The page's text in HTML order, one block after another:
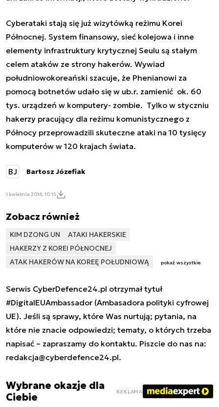
Cyberataki stają się już wizytówką reżimu Korei
Północnej. System finansowy, sieć kolejowa i inne
elementy infrastruktury krytycznej Seulu są stałym
celem ataków ze strony hakerów. Wywiad
południowokoreański szacuje, że Phenianowi za
pomocą botnetów udało się w ub.r. zamienić ok. 60
tys. urządzeń w komputery- zombie. Tylko w styczniu
hakerzy pracujący dla reżimu komunistycznego z
Północy przeprowadzili skuteczne ataki na 10 tysięcy
komputerów w 120 krajach świata.
BJ Bartosz Józefiak
1 kwietnia 2016, 10:15
Zobacz również
KIM DZONG UN
ATAKI HAKERSKIE
HAKERZY Z KOREI PÓŁNOCNEJ
ATAK HAKERÓW NA KOREĘ POŁUDNIOWĄ
pokaż wszystkie
Serwis CyberDefence24.pl otrzymał tytuł
#DigitalEUAmbassador (Ambasadora polityki cyfrowej
UE). Jeśli są sprawy, które Was nurtują; pytania, na
które nie znacie odpowiedzi; tematy, o których trzeba
napisać – zapraszamy do kontaktu. Piszcie do nas na:
redakcja@cyberdefence24.pl.
Wybrane okazje dla
Ciebie
REKLAMA